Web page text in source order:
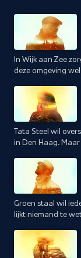
In Wijk aan Zee
deze omgeving
tegen Tata Steel.
Tata Steel wil
in Den Haag.
Groen staal wil
lijkt niemand te
groeit met de dag.